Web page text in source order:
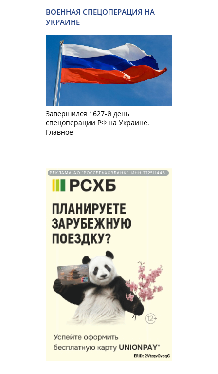
ВОЕННАЯ СПЕЦОПЕРАЦИЯ НА
УКРАИНЕ
Завершился 1627-й день
спецоперации РФ на Украине.
Главное
РЕКЛАМА АО "РОССЕЛЬХОЗБАНК". ИНН 772511448.